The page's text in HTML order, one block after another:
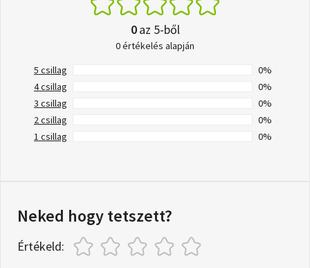
0az 5-ből
0 értékelés alapján
5 csillag
0%
4 csillag
0%
3 csillag
0%
2 csillag
0%
1 csillag
0%
Neked hogy tetszett?
Értékeld: